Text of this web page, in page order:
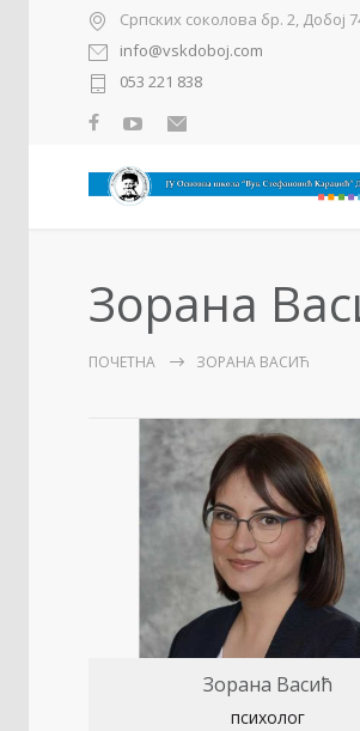
Српских соколова бр. 2, Добој
info@vskdoboj.com
053 221 838
Зорана
ПОЧЕТНА ЗОРАНА ВАСИЋ
Зорана Васић
психолог